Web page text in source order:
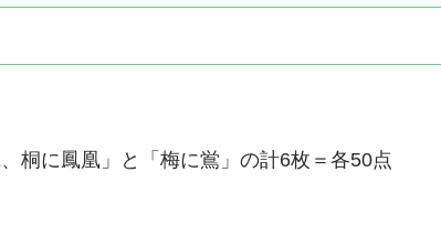
桐に鳳凰」と「梅に鴬」の計6枚＝各50点